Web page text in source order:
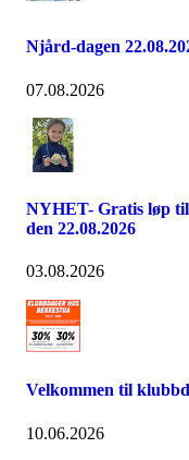
Njård-dagen
07.08.2026
NYHET- Gratis løp
den 22.08.2026
03.08.2026
Velkommen til
10.06.2026